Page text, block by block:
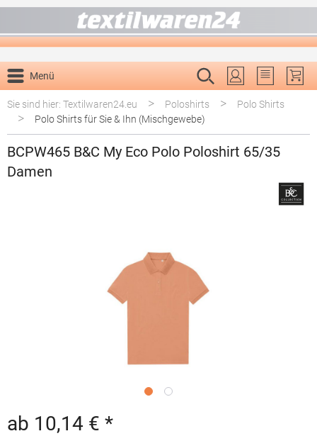
Menü
Du hast 0
Sie sind hier: Textilwaren24.eu
> Poloshirts > Polo Shirts
> Polo Shirts für Sie & Ihn (Mischgewebe)
BCPW465 B&C My Eco Polo Poloshirt 65/35
Damen
ab 10,14 € *